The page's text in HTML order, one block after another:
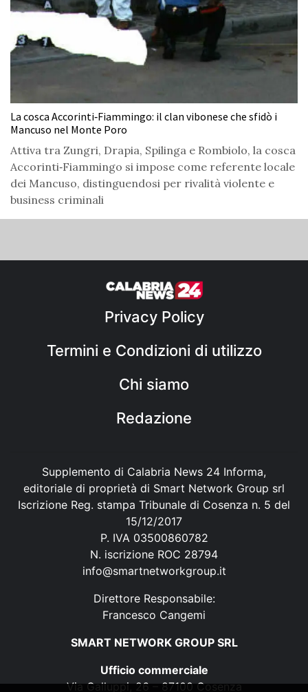
La cosca Accorinti‑Fiammingo: il clan vibonese che sfidò i
Mancuso nel Monte Poro
Attiva tra Zungri, Drapia, Spilinga e Rombiolo, la cosca
Accorinti‑Fiammingo si impose come referente locale
dei Mancuso, distinguendosi per rivalità violente e
business criminali
Privacy Policy
Termini e Condizioni di utilizzo
Chi siamo
Redazione
Supplemento di Calabria News 24 Informa,
editoriale di proprietà di Smart Network Group srl
Iscrizione Reg. stampa Tribunale di Cosenza n. 5 del
15/12/2017
P. IVA 03500860782
N. iscrizione ROC 28794
info@smartnetworkgroup.it
Direttore Responsabile:
Francesco Cangemi
SMART NETWORK GROUP SRL
Ufficio commerciale
Via Galluppi, 26 – 87100 Cosenza